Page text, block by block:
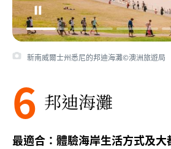
新南威爾士州悉尼的邦迪海灘©澳洲旅遊局
6 邦迪海灘
最適合：體驗海岸生活方式及大